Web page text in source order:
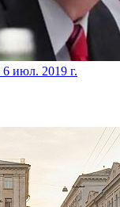
6 июл. 2019 г.